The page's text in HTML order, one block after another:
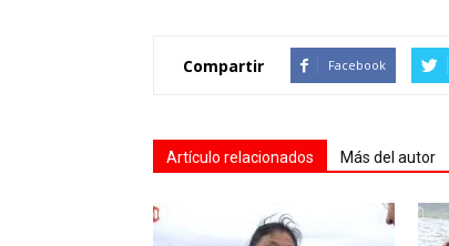
Compartir Facebook
Artículo relacionados Más del autor